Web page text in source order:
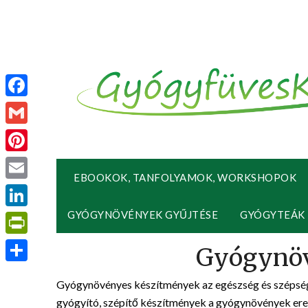
EBOOKOK, TANFOLYAMOK, WORKSHOPOK
GYÓGYNÖVÉNYEK GYŰJTÉSE GYÓGYTEÁK
Gyógynövényes készítmények az egészség és
gyógyító, szépítő készítmények a gyógynövények
Facebook
Gmail
Pinterest
Email
LinkedIn
PrintFriendly